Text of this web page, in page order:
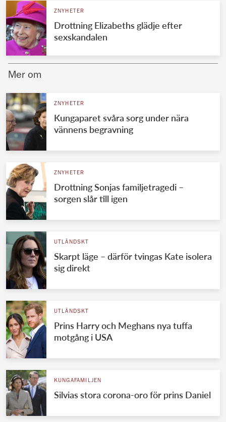
Thailändska kungahuset
Marockanska kungahuset
ZNYHETER
Drottning Elizabeths glädje efter
sexskandalen
Mer om
ZNYHETER
Kungaparet svåra sorg under nära
vännens begravning
ZNYHETER
Drottning Sonjas familjetragedi –
sorgen slår till igen
UTLÄNDSKT
Skarpt läge – därför tvingas Kate isolera
sig direkt
UTLÄNDSKT
Prins Harry och Meghans nya tuffa
motgång i USA
KUNGAFAMILJEN
Silvias stora corona-oro för prins Daniel